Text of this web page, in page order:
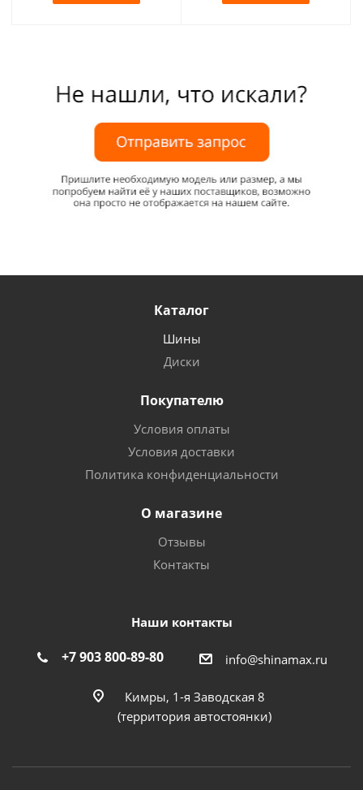
Каталог
Шины
Диски
Покупателю
Условия оплаты
Условия доставки
Политика конфиденциальности
О магазине
Отзывы
Контакты
Наши контакты
+7 903 800-89-80 info@shinamax.ru
Кимры, 1-я Заводская 8
(территория автостоянки)